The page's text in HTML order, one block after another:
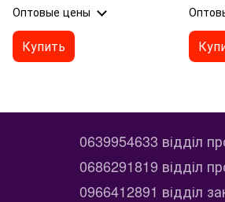
Оптовые цены
Купить
0639954633 відділ
0686291819 відділ
0966412891 відділ